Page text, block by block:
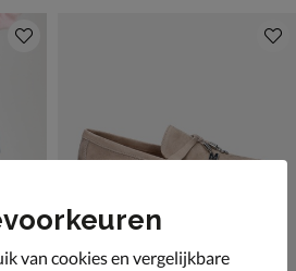
van cookies en vergelijkbare